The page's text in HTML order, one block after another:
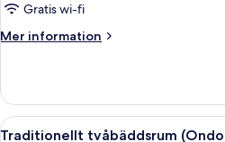
utsikt
parken
Gratis wi-fi
Mer information
Mer
-
utsikt
mot
Öppna
4
Traditionellt tvåbäddsrum